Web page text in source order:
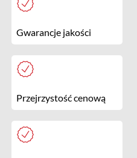
Gwarancje jakości
Przejrzystość cenową